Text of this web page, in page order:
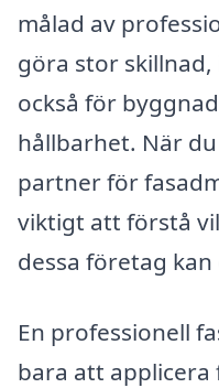
målad av
göra stor
också för
hållbarhet. När
partner för
viktigt att förstå
dessa företag
En professionell
bara att applicera